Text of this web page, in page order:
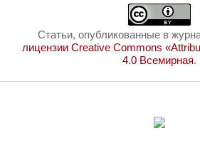
Статьи, опубликованные в
лицензии Creative Commons
4.0 Всемирная.